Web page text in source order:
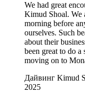
We had great
Kimud Shoal. We
morning before
ourselves. Such
about their
been great to do a
moving on to
Дайвинг Kimud
2025